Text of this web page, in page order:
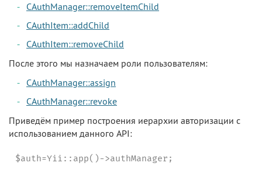
CAuthManager::removeItemChild
CAuthItem::addChild
CAuthItem::removeChild
После этого мы назначаем роли пользователям:
CAuthManager::assign
CAuthManager::revoke
Приведём пример построения иерархии авторизации с
использованием данного API:
$auth=Yii::app()->authManager;